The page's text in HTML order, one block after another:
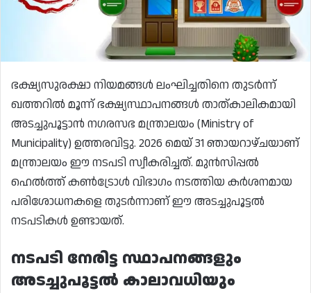
ഭക്ഷ്യസുരക്ഷാ നിയമങ്ങൾ ലംഘിച്ചതിനെ തുടർന്ന്
ഖത്തറിൽ മൂന്ന് ഭക്ഷ്യസ്ഥാപനങ്ങൾ താത്കാലികമായി
അടച്ചുപൂട്ടാൻ നഗരസഭ മന്ത്രാലയം (Ministry of
Municipality) ഉത്തരവിട്ടു. 2026 മെയ് 31 ഞായറാഴ്ചയാണ്
മന്ത്രാലയം ഈ നടപടി സ്വീകരിച്ചത്. മുൻസിപ്പൽ
ഹെൽത്ത് കൺട്രോൾ വിഭാഗം നടത്തിയ കർശനമായ
പരിശോധനകളെ തുടർന്നാണ് ഈ അടച്ചുപൂട്ടൽ
നടപടികൾ ഉണ്ടായത്.
നടപടി നേരിട്ട സ്ഥാപനങ്ങളും
അടച്ചുപൂട്ടൽ കാലാവധിയും